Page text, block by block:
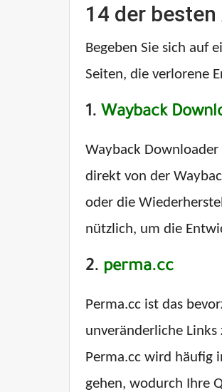
14 der
Begeben Sie sich auf
Seiten, die verlorene
1. Wayback
Wayback
direkt von der
oder die
nützlich, um die
2. perma.cc
Perma.cc ist das
unveränderliche
Perma.cc wird häufig
gehen, wodurch Ihre